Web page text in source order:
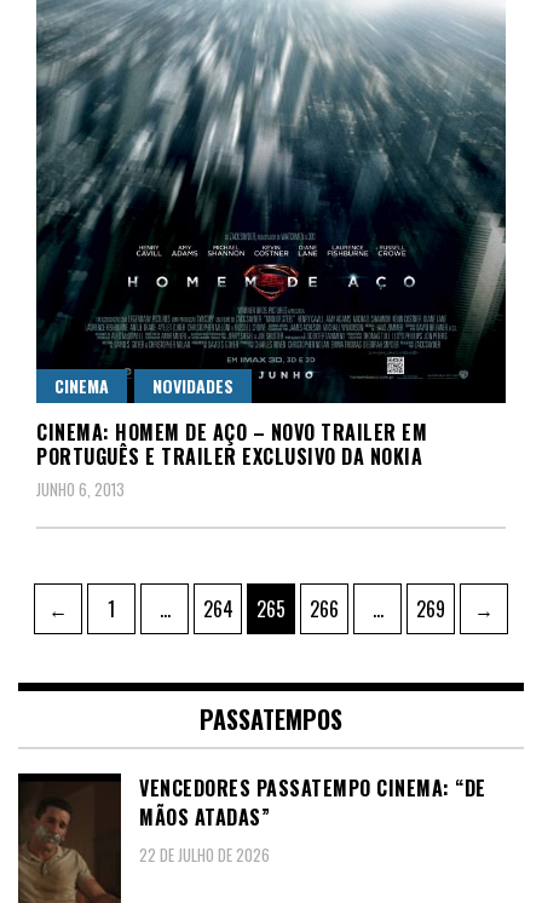
CINEMA NOVIDADES
CINEMA: HOMEM DE AÇO – NOVO TRAILER EM
PORTUGUÊS E TRAILER EXCLUSIVO DA NOKIA
JUNHO 6, 2013
Paginação
dos
conteúdos
← Page
1 … Page
264 Page
265 Page
266 … Page
269 →
PASSATEMPOS
VENCEDORES PASSATEMPO CINEMA: “DE
MÃOS ATADAS”
22 DE JULHO DE 2026